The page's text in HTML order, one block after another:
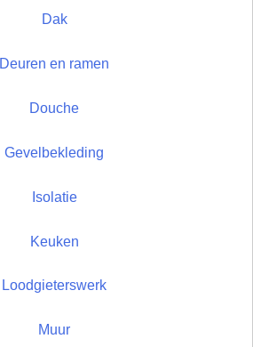
Dak
Deuren en ramen
Douche
Gevelbekleding
Isolatie
Keuken
Loodgieterswerk
Muur